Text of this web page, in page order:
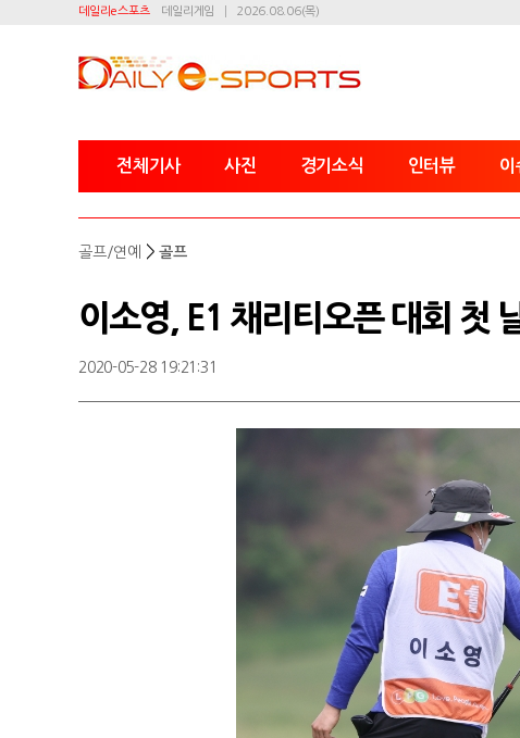
데일리e스포츠 데일리게임 2026.08.06(목)
전체기사 사진 경기소식 인터뷰 이
골프/연예 > 골프
이소영, E1 채리티오픈 대회 첫
2020-05-28 19:21:31